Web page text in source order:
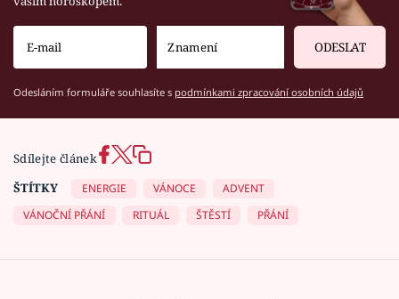
ODESLAT
Odesláním formuláře souhlasíte s podmínkami zpracování osobních údajů
Sdílejte článek
ŠTÍTKY
ENERGIE VÁNOCE
ADVENT
VÁNOČNÍ PŘÁNÍ
RITUÁL ŠTĚSTÍ PŘÁNÍ